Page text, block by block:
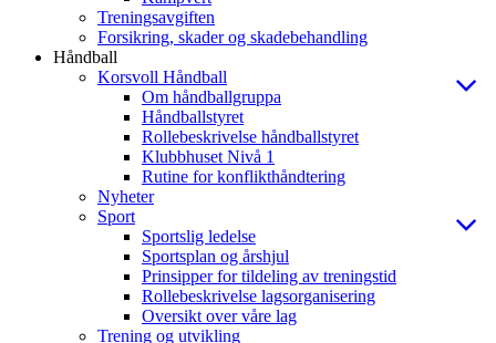
Treningsavgiften
Forsikring, skader og skadebehandling
Håndball
Korsvoll Håndball
Om håndballgruppa
Håndballstyret
Rollebeskrivelse håndballstyret
Klubbhuset Nivå 1
Rutine for konflikthåndtering
Nyheter
Sport
Sportslig ledelse
Sportsplan og årshjul
Prinsipper for tildeling av treningstid
Rollebeskrivelse lagsorganisering
Oversikt over våre lag
Trening og utvikling